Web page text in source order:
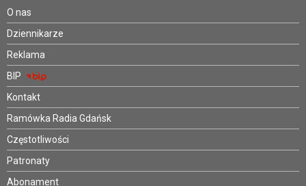
O nas
Dziennikarze
Reklama
BIP
Kontakt
Ramówka Radia Gdańsk
Częstotliwości
Patronaty
Abonament